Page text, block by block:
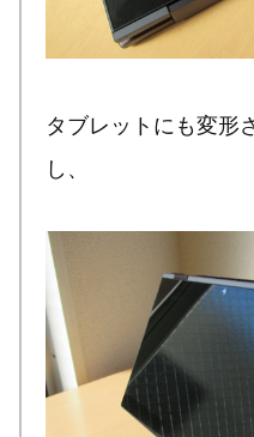
タブレットにも変形
し、